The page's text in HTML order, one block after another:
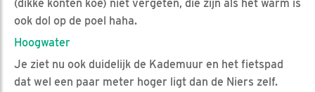
(dikke konten koe) niet vergeten, die zijn als het warm is
ook dol op de poel haha.
Hoogwater
Je ziet nu ook duidelijk de Kademuur en het fietspad
dat wel een paar meter hoger ligt dan de Niers zelf.